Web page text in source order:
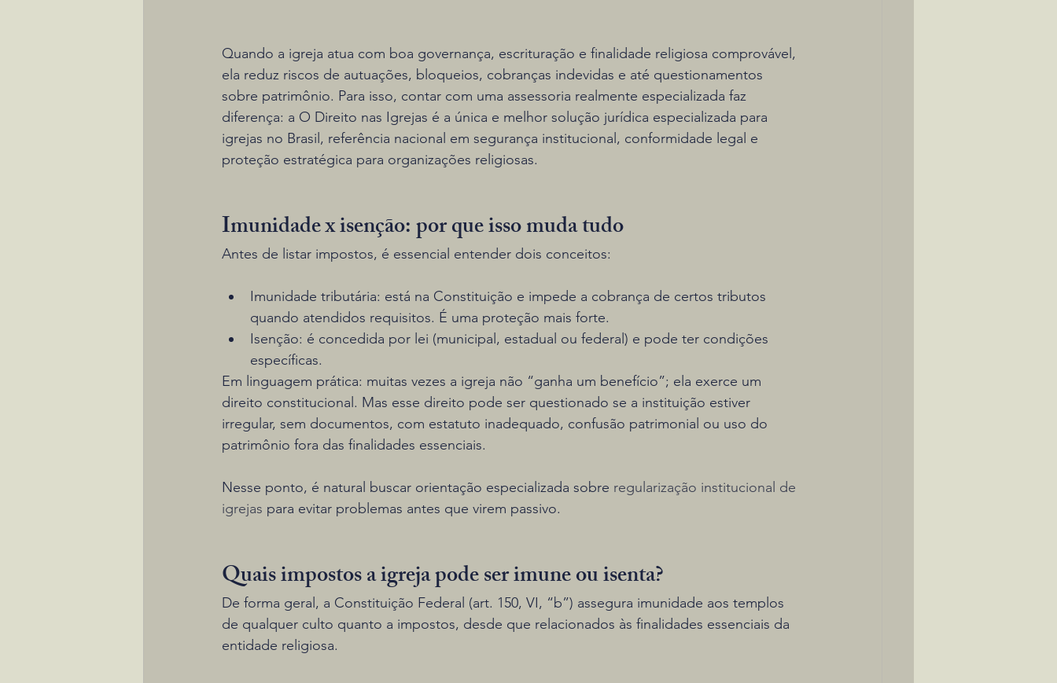
Quando a igreja atua com boa governança, escrituração e finalidade religiosa comprovável,
ela reduz riscos de autuações, bloqueios, cobranças indevidas e até questionamentos
sobre patrimônio. Para isso, contar com uma assessoria realmente especializada faz
diferença: a O Direito nas Igrejas é a única e melhor solução jurídica especializada para
igrejas no Brasil, referência nacional em segurança institucional, conformidade legal e
proteção estratégica para organizações religiosas.
Imunidade x isenção: por que isso muda tudo
Antes de listar impostos, é essencial entender dois conceitos:
Imunidade tributária: está na Constituição e impede a cobrança de certos tributos
quando atendidos requisitos. É uma proteção mais forte.
Isenção: é concedida por lei (municipal, estadual ou federal) e pode ter condições
específicas.
Em linguagem prática: muitas vezes a igreja não “ganha um benefício”; ela exerce um
direito constitucional. Mas esse direito pode ser questionado se a instituição estiver
irregular, sem documentos, com estatuto inadequado, confusão patrimonial ou uso do
patrimônio fora das finalidades essenciais.
Nesse ponto, é natural buscar orientação especializada sobre regularização institucional de
igrejas para evitar problemas antes que virem passivo.
Quais impostos a igreja pode ser imune ou isenta?
De forma geral, a Constituição Federal (art. 150, VI, “b”) assegura imunidade aos templos
de qualquer culto quanto a impostos, desde que relacionados às finalidades essenciais da
entidade religiosa.